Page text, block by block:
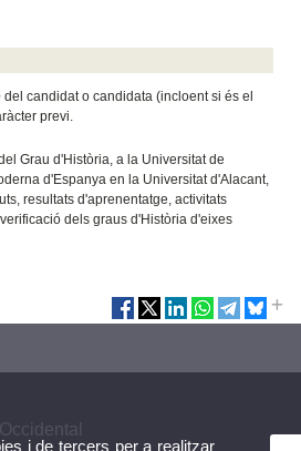
del candidat o candidata (incloent si és el
previ.
Grau d'Història, a la Universitat de
d'Espanya en la Universitat d'Alacant,
resultats d'aprenentatge, activitats
dels graus d'Història d'eixes
i de tercers per a realitzar